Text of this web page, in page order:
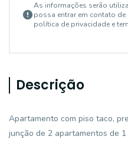
As informações serão
possa entrar em contato
política de privacidade e
Descrição
Apartamento com piso taco,
junção de 2 apartamentos de